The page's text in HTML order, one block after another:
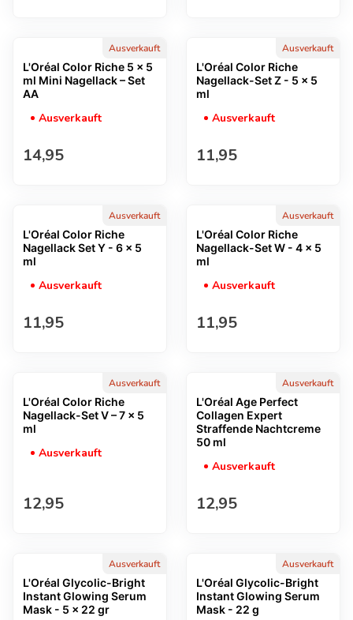
Ausverkauft
L'Oréal Color Riche 5 x 5
ml Mini Nagellack – Set
AA
Ausverkauft
Regulärer Preis
14,95
Ausverkauft
L'Oréal Color Riche
Nagellack-Set Z - 5 x 5
ml
Ausverkauft
Regulärer Preis
11,95
Ausverkauft
L'Oréal Color Riche
Nagellack Set Y - 6 x 5
ml
Ausverkauft
Regulärer Preis
11,95
Ausverkauft
L'Oréal Color Riche
Nagellack-Set W - 4 x 5
ml
Ausverkauft
Regulärer Preis
11,95
Ausverkauft
L'Oréal Color Riche
Nagellack-Set V – 7 x 5
ml
Ausverkauft
Regulärer Preis
12,95
Ausverkauft
L'Oréal Age Perfect
Collagen Expert
Straffende Nachtcreme
50 ml
Ausverkauft
Regulärer Preis
12,95
Ausverkauft
L'Oréal Glycolic-Bright
Instant Glowing Serum
Mask - 5 x 22 gr
Ausverkauft
L'Oréal Glycolic-Bright
Instant Glowing Serum
Mask - 22 g